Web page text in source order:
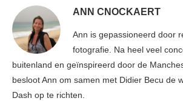
ANN CNOCKAERT
Ann is gepassioneerd door
fotografie. Na heel veel
buitenland en geïnspireerd door de
besloot Ann om samen met Didier Becu de
Dash op te richten.